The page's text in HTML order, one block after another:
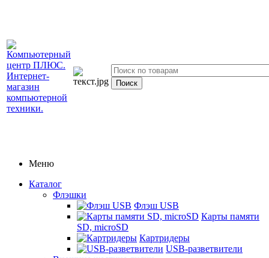
Меню
Каталог
Флэшки
Флэш USB
Карты памяти
SD, microSD
Картридеры
USB-разветвители